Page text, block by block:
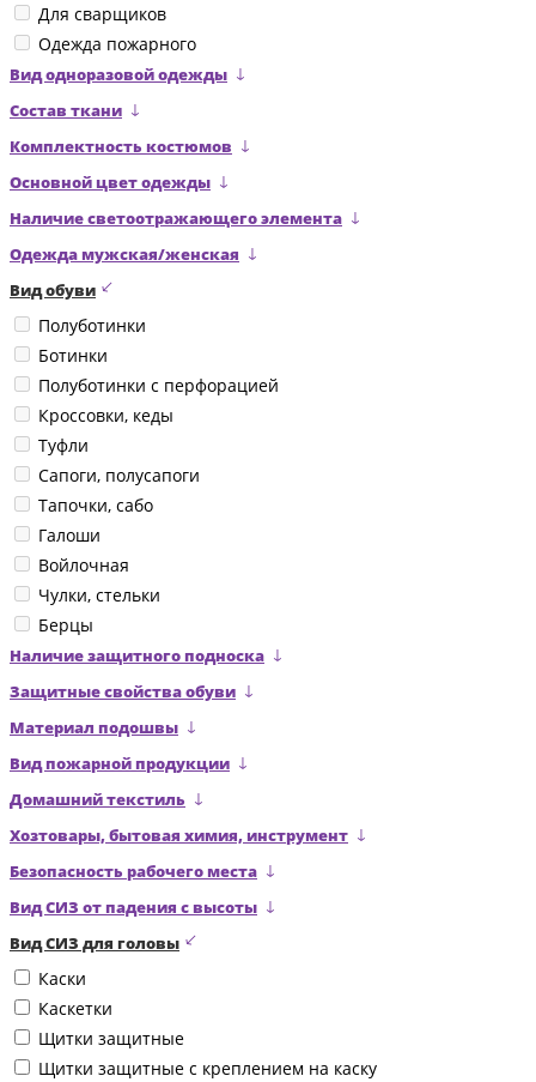
Для сварщиков
Одежда пожарного
Вид одноразовой одежды
Состав ткани
Комплектность костюмов
Основной цвет одежды
Наличие светоотражающего элемента
Одежда мужская/женская
Вид обуви
Полуботинки
Ботинки
Полуботинки с перфорацией
Кроссовки, кеды
Туфли
Сапоги, полусапоги
Тапочки, сабо
Галоши
Войлочная
Чулки, стельки
Берцы
Наличие защитного подноска
Защитные свойства обуви
Материал подошвы
Вид пожарной продукции
Домашний текстиль
Хозтовары, бытовая химия, инструмент
Безопасность рабочего места
Вид СИЗ от падения с высоты
Вид СИЗ для головы
Каски
Каскетки
Щитки защитные
Щитки защитные с креплением на каску